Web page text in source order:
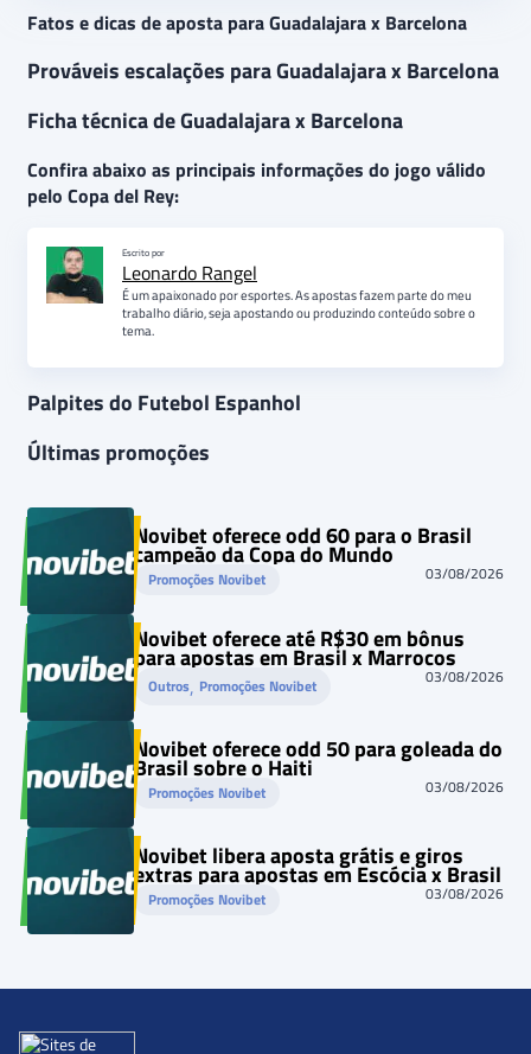
Fatos e dicas de aposta para Guadalajara x Barcelona
Prováveis escalações para Guadalajara x Barcelona
Ficha técnica de Guadalajara x Barcelona
Confira abaixo as principais informações do jogo válido
pelo Copa del Rey:
Escrito por
Leonardo Rangel
É um apaixonado por esportes. As apostas fazem parte do meu
trabalho diário, seja apostando ou produzindo conteúdo sobre o
tema.
Palpites do Futebol Espanhol
Últimas promoções
Novibet oferece odd 60 para o Brasil
campeão da Copa do Mundo
Promoções Novibet 03/08/2026
Novibet oferece até R$30 em bônus
para apostas em Brasil x Marrocos
Outros, Promoções Novibet 03/08/2026
Novibet oferece odd 50 para goleada do
Brasil sobre o Haiti
Promoções Novibet 03/08/2026
Novibet libera aposta grátis e giros
extras para apostas em Escócia x Brasil
Promoções Novibet 03/08/2026